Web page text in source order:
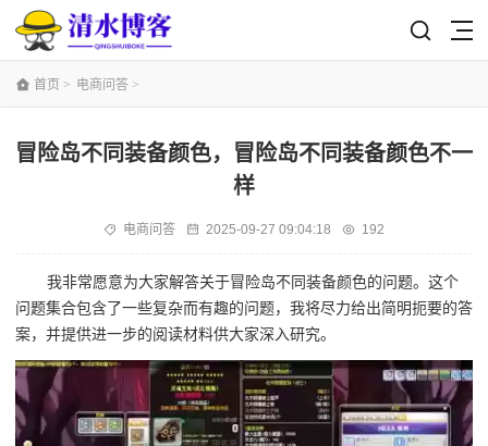
首页 > 电商问答 >
冒险岛不同装备颜色，冒险岛不同装备颜色不一
样
电商问答 2025-09-27 09:04:18 192
我非常愿意为大家解答关于冒险岛不同装备颜色的问题。这个
问题集合包含了一些复杂而有趣的问题，我将尽力给出简明扼要的答
案，并提供进一步的阅读材料供大家深入研究。